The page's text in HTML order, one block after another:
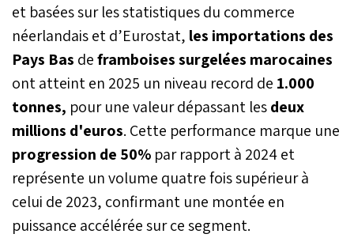
et basées sur les statistiques du commerce
néerlandais et d’Eurostat, les importations des
Pays Bas deframboises surgelées marocaines
ont atteint en 2025 un niveau record de 1.000
tonnes, pour une valeur dépassant lesdeux
millions d'euros. Cette performance marque une
progression de 50% par rapport à 2024 et
représente un volume quatre fois supérieur à
celui de 2023, confirmant une montée en
puissance accélérée sur ce segment.